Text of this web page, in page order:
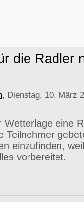
die Radler
, Dienstag, 10. März
Wetterlage eine
Teilnehmer
einzufinden,
vorbereitet.